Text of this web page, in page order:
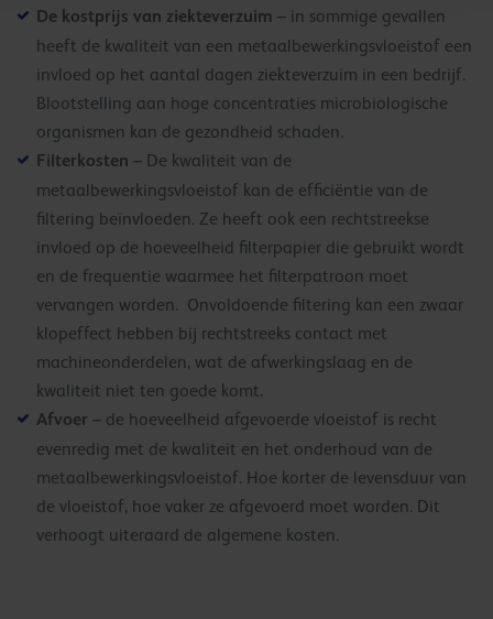
De kostprijs van ziekteverzuim – in sommige gevallen
heeft de kwaliteit van een metaalbewerkingsvloeistof een
invloed op het aantal dagen ziekteverzuim in een bedrijf.
Blootstelling aan hoge concentraties microbiologische
organismen kan de gezondheid schaden.
Filterkosten – De kwaliteit van de
metaalbewerkingsvloeistof kan de efficiëntie van de
filtering beïnvloeden. Ze heeft ook een rechtstreekse
invloed op de hoeveelheid filterpapier die gebruikt wordt
en de frequentie waarmee het filterpatroon moet
vervangen worden. Onvoldoende filtering kan een zwaar
klopeffect hebben bij rechtstreeks contact met
machineonderdelen, wat de afwerkingslaag en de
kwaliteit niet ten goede komt.
Afvoer – de hoeveelheid afgevoerde vloeistof is recht
evenredig met de kwaliteit en het onderhoud van de
metaalbewerkingsvloeistof. Hoe korter de levensduur van
de vloeistof, hoe vaker ze afgevoerd moet worden. Dit
verhoogt uiteraard de algemene kosten.